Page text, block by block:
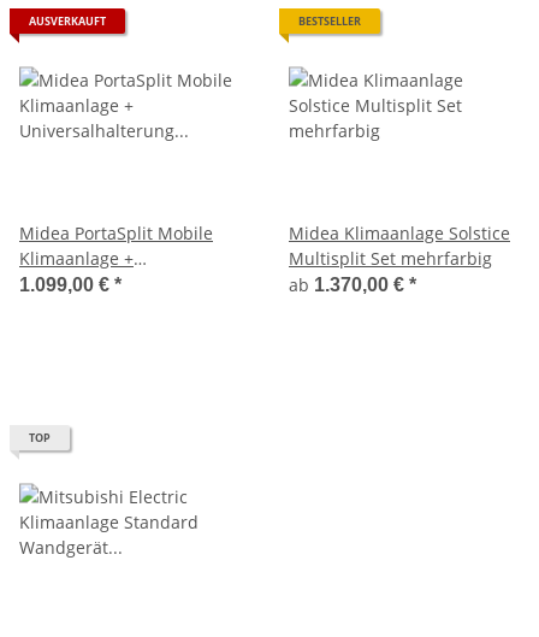
AUSVERKAUFT
Midea PortaSplit Mobile
Klimaanlage +
Universalhalterung +
1.099,00 € *
BESTSELLER
Midea Klimaanlage Solstice
Multisplit Set mehrfarbig
ab 1.370,00 € *
TOP